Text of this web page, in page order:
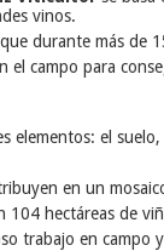
vinos.
durante más de
el campo para
elementos: el
en un
104 hectáreas de
trabajo en campo